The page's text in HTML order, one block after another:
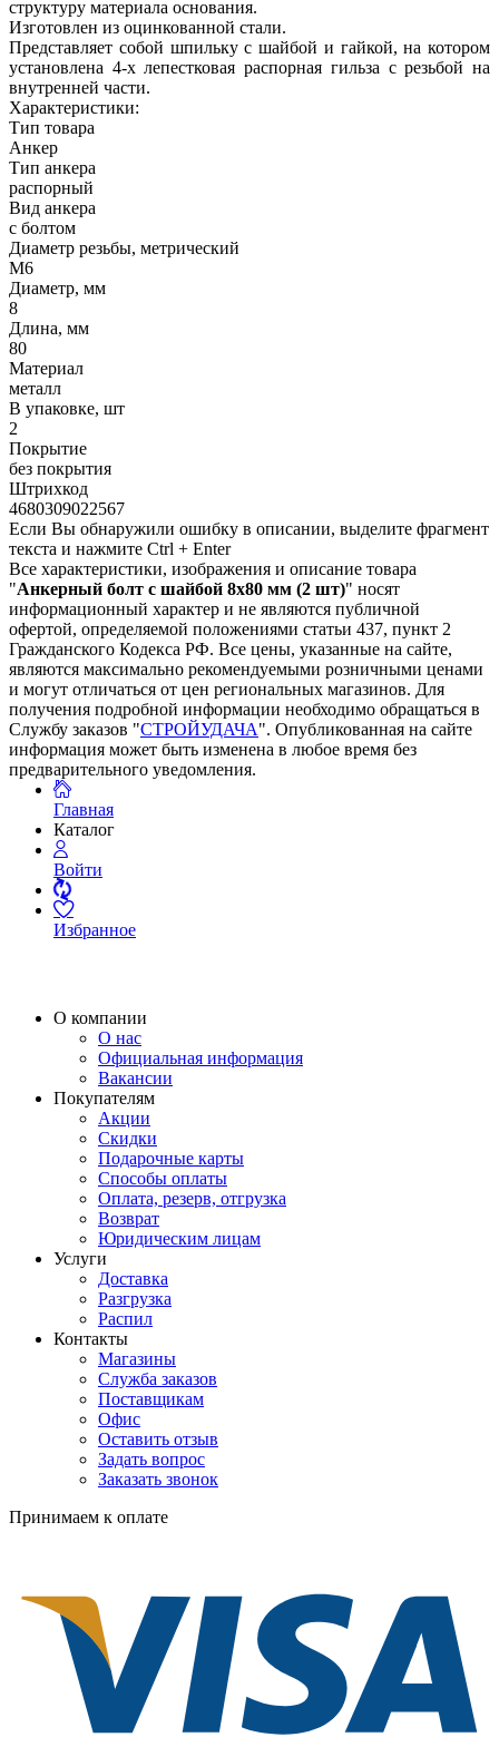
структуру материала основания.
Изготовлен из оцинкованной стали.
Представляет собой шпильку с шайбой и гайкой, на котором
установлена 4-х лепестковая распорная гильза с резьбой на
внутренней части.
Характеристики:
Тип товара
Анкер
Тип анкера
распорный
Вид анкера
с болтом
Диаметр резьбы, метрический
М6
Диаметр, мм
8
Длина, мм
80
Материал
металл
В упаковке, шт
2
Покрытие
без покрытия
Штрихкод
4680309022567
Если Вы обнаружили ошибку в описании, выделите фрагмент
текста и нажмите Ctrl + Enter
Все характеристики, изображения и описание товара
"Анкерный болт с шайбой 8х80 мм (2 шт)" носят
информационный характер и не являются публичной
офертой, определяемой положениями статьи 437, пункт 2
Гражданского Кодекса РФ. Все цены, указанные на сайте,
являются максимально рекомендуемыми розничными ценами
и могут отличаться от цен региональных магазинов. Для
получения подробной информации необходимо обращаться в
Службу заказов "СТРОЙУДАЧА". Опубликованная на сайте
информация может быть изменена в любое время без
предварительного уведомления.
Главная
Каталог
Войти
Избранное
О компании
О нас
Официальная информация
Вакансии
Покупателям
Акции
Скидки
Подарочные карты
Способы оплаты
Оплата, резерв, отгрузка
Возврат
Юридическим лицам
Услуги
Доставка
Разгрузка
Распил
Контакты
Магазины
Служба заказов
Поставщикам
Офис
Оставить отзыв
Задать вопрос
Заказать звонок
Принимаем к оплате